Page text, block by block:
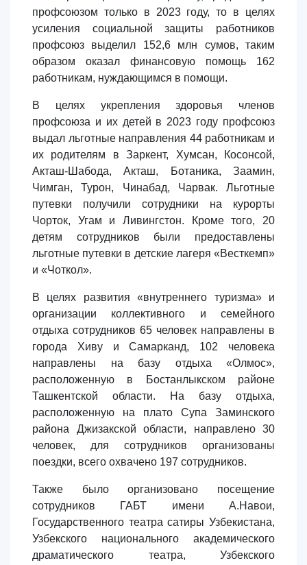
профсоюзом только в 2023 году, то в целях
усиления социальной защиты работников
профсоюз выделил 152,6 млн сумов, таким
образом оказал финансовую помощь 162
работникам, нуждающимся в помощи.
В целях укрепления здоровья членов
профсоюза и их детей в 2023 году профсоюз
выдал льготные направления 44 работникам и
их родителям в Заркент, Хумсан, Косонсой,
Акташ-Шабода, Акташ, Ботаника, Заамин,
Чимган, Турон, Чинабад, Чарвак. Льготные
путевки получили сотрудники на курорты
Чорток, Угам и Ливингстон. Кроме того, 20
детям сотрудников были предоставлены
льготные путевки в детские лагеря «Весткемп»
и «Чоткол».
В целях развития «внутреннего туризма» и
организации коллективного и семейного
отдыха сотрудников 65 человек направлены в
города Хиву и Самарканд, 102 человека
направлены на базу отдыха «Олмос»,
расположенную в Бостанлыкском районе
Ташкентской области. На базу отдыха,
расположенную на плато Супа Заминского
района Джизакской области, направлено 30
человек, для сотрудников организованы
поездки, всего охвачено 197 сотрудников.
Также было организовано посещение
сотрудников ГАБТ имени А.Навои,
Государственного театра сатиры Узбекистана,
Узбекского национального академического
драматического театра, Узбекского